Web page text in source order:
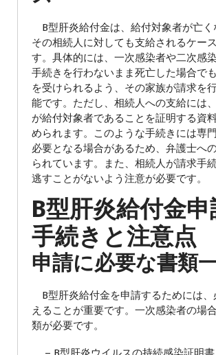
B型肝炎給付金は、給付対象者が亡く
その相続人に対しても支給されるケー
す。具体的には、一次感染者や二次感
手続きを行わないまま死亡した場合で
を受けられるよう、その家族が請求を
能です。ただし、相続人への支給には
が給付対象者であることを証明する資
められます。このような手続きには専
必要となる場合があるため、弁護士へ
られています。また、相続人が請求手
逃すことがないよう注意が必要です。
B型肝炎給付金
手続きと注意点
申請に必要な書類
B型肝炎給付金を申請するためには、
えることが重要です。一次感染者の場
類が必要です。